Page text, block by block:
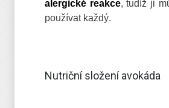
alergické reakce, tudíž ji
používat každý.
Nutriční složení avokáda